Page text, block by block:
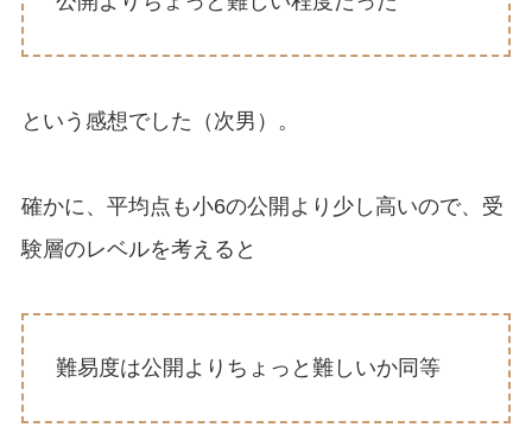
という感想でした（次男）。
確かに、平均点も小6の公開より少し高いので、受
験層のレベルを考えると
難易度は公開よりちょっと難しいか同等